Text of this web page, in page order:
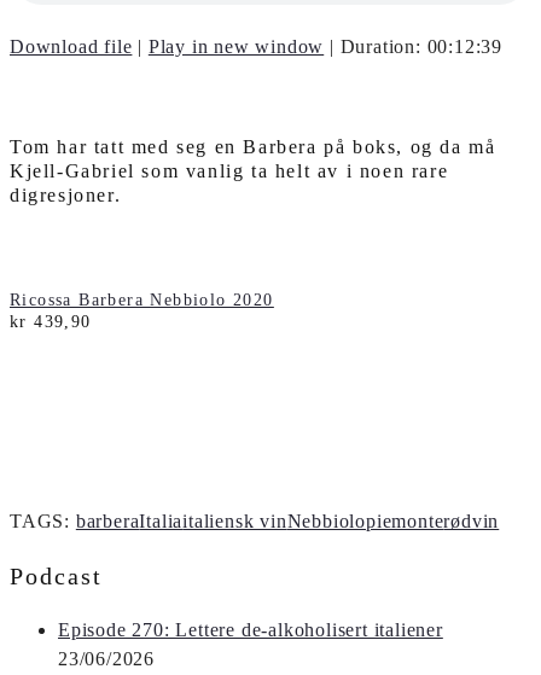
Download file | Play in new window | Duration: 00:12:39
Tom har tatt med seg en Barbera på boks, og da må
Kjell-Gabriel som vanlig ta helt av i noen rare
digresjoner.
Ricossa Barbera Nebbiolo 2020
kr 439,90
TAGS: barberaItaliaitaliensk vinNebbiolopiemonterødvin
Podcast
Episode 270: Lettere de-alkoholisert italiener
23/06/2026